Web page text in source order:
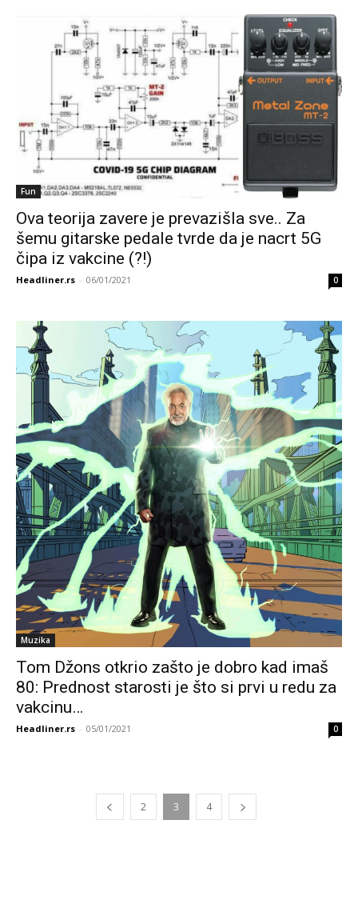
Fun
Ova teorija zavere je prevazišla sve.. Za
šemu gitarske pedale tvrde da je nacrt 5G
čipa iz vakcine (?!)
Headliner.rs - 06/01/2021 0
Muzika
Tom Džons otkrio zašto je dobro kad imaš
80: Prednost starosti je što si prvi u redu za
vakcinu…
Headliner.rs - 05/01/2021 0
2 3 4